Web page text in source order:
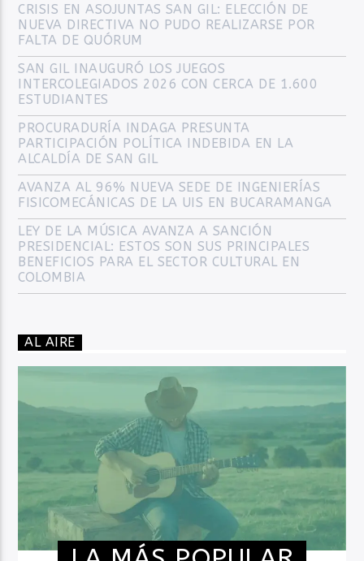
CRISIS EN ASOJUNTAS SAN GIL: ELECCIÓN DE
NUEVA DIRECTIVA NO PUDO REALIZARSE POR
FALTA DE QUÓRUM
SAN GIL INAUGURÓ LOS JUEGOS
INTERCOLEGIADOS 2026 CON CERCA DE 1.600
ESTUDIANTES
PROCURADURÍA INDAGA PRESUNTA
PARTICIPACIÓN POLÍTICA INDEBIDA EN LA
ALCALDÍA DE SAN GIL
AVANZA AL 96% NUEVA SEDE DE INGENIERÍAS
FISICOMECÁNICAS DE LA UIS EN BUCARAMANGA
LEY DE LA MÚSICA AVANZA A SANCIÓN
PRESIDENCIAL: ESTOS SON SUS PRINCIPALES
BENEFICIOS PARA EL SECTOR CULTURAL EN
COLOMBIA
AL AIRE